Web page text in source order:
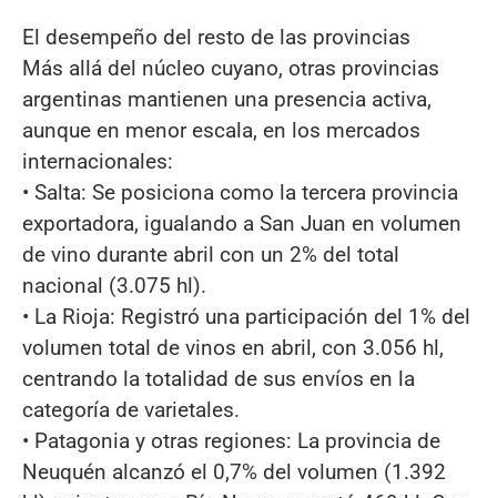
El desempeño del resto de las provincias
Más allá del núcleo cuyano, otras provincias
argentinas mantienen una presencia activa,
aunque en menor escala, en los mercados
internacionales:
• Salta: Se posiciona como la tercera provincia
exportadora, igualando a San Juan en volumen
de vino durante abril con un 2% del total
nacional (3.075 hl).
• La Rioja: Registró una participación del 1% del
volumen total de vinos en abril, con 3.056 hl,
centrando la totalidad de sus envíos en la
categoría de varietales.
• Patagonia y otras regiones: La provincia de
Neuquén alcanzó el 0,7% del volumen (1.392